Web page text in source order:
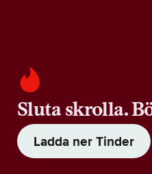
Sluta skrolla.
Ladda ner Tinder